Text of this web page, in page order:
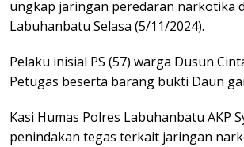
ungkap jaringan peredaran narkotika
Labuhanbatu Selasa (5/11/2024).
Pelaku inisial PS (57) warga Dusun
Petugas beserta barang bukti Daun
Kasi Humas Polres Labuhanbatu AKP
penindakan tegas terkait jaringan